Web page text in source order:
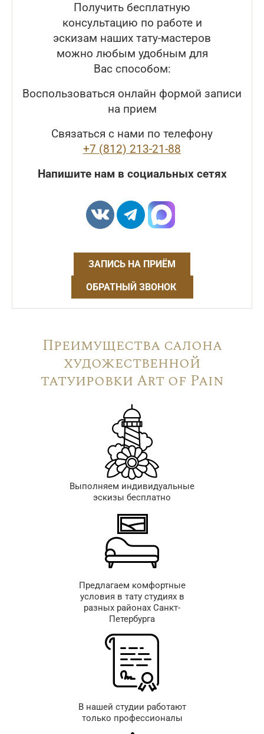
Получить бесплатную
консультацию по работе и
эскизам наших тату-мастеров
можно любым удобным для
Вас способом:
Воспользоваться онлайн формой записи
на прием
Связаться с нами по телефону
+7 (812) 213-21-88
Напишите нам в социальных сетях
ЗАПИСЬ НА ПРИЁМ
ОБРАТНЫЙ ЗВОНОК
Преимущества салона
художественной
татуировки Art of Pain
Выполняем индивидуальные
эскизы бесплатно
Предлагаем комфортные
условия в тату студиях в
разных районах Санкт-
Петербурга
В нашей студии работают
только профессионалы